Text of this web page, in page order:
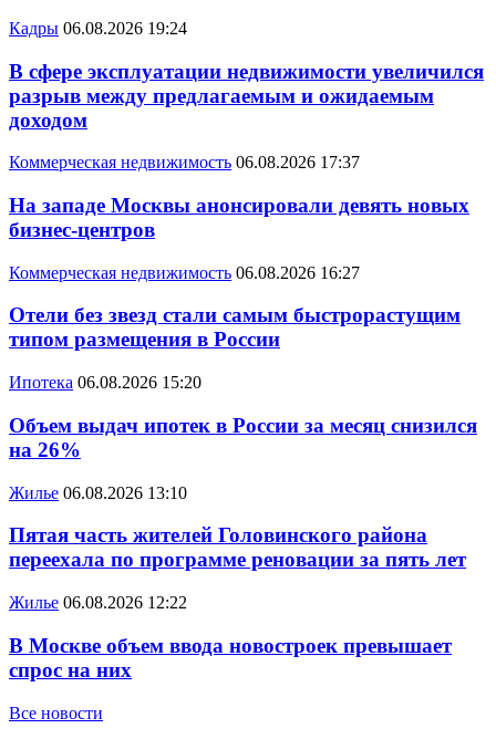
Кадры 06.08.2026 19:24
В сфере эксплуатации недвижимости увеличился
разрыв между предлагаемым и ожидаемым
доходом
Коммерческая недвижимость 06.08.2026 17:37
На западе Москвы анонсировали девять новых
бизнес-центров
Коммерческая недвижимость 06.08.2026 16:27
Отели без звезд стали самым быстрорастущим
типом размещения в России
Ипотека 06.08.2026 15:20
Объем выдач ипотек в России за месяц снизился
на 26%
Жилье 06.08.2026 13:10
Пятая часть жителей Головинского района
переехала по программе реновации за пять лет
Жилье 06.08.2026 12:22
В Москве объем ввода новостроек превышает
спрос на них
Все новости